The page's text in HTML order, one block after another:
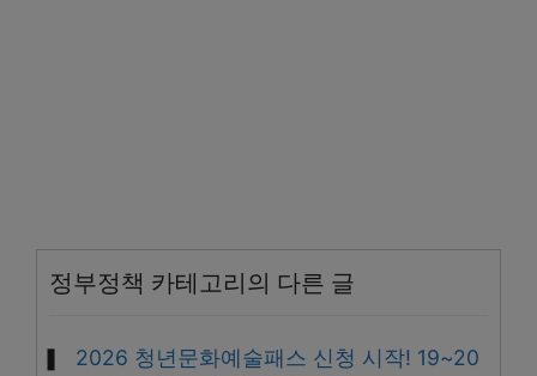
정부정책 카테고리의 다른 글
2026 청년문화예술패스 신청 시작! 19~20